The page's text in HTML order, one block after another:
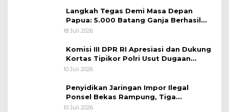
Langkah Tegas Demi Masa Depan
Papua: 5.000 Batang Ganja Berhasil
Diungkap Koops TNI Habema
18 Juli 2026
Komisi III DPR RI Apresiasi dan Dukung
Kortas Tipikor Polri Usut Dugaan
Korupsi Batu Bara
10 Juli 2026
Penyidikan Jaringan Impor Ilegal
Ponsel Bekas Rampung, Tiga
Tersangka Sudah P-21 dan Satu Buron
10 Juli 2026